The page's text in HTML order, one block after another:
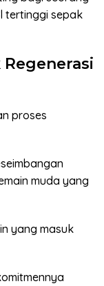
tertinggi sepak
proses
muda yang
yang masuk